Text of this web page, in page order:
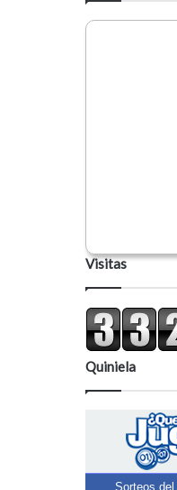
Visitas
Quiniela